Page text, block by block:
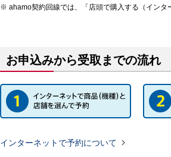
ahamo契約回線では、「店頭で購入する（インタ
お申込みから受取までの流れ
インターネットで予約について 